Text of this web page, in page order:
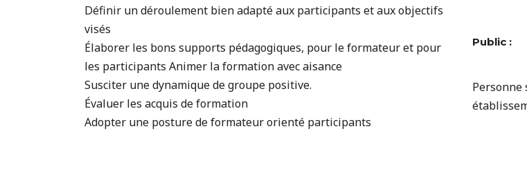
Définir un déroulement bien adapté aux participants et aux objectifs
visés
Élaborer les bons supports pédagogiques, pour le formateur et pour
les participants Animer la formation avec aisance
Susciter une dynamique de groupe positive.
Évaluer les acquis de formation
Adopter une posture de formateur orienté participants
Public :
Personne